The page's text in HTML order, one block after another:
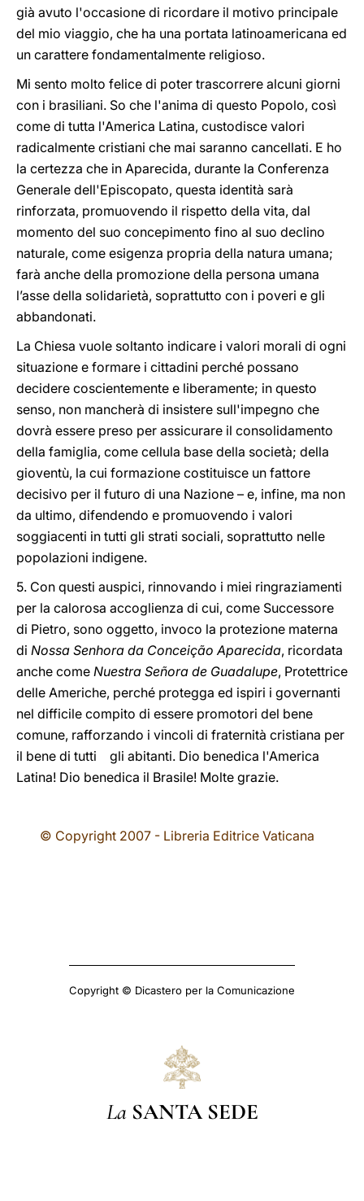
già avuto l'occasione di ricordare il motivo principale
del mio viaggio, che ha una portata latinoamericana ed
un carattere fondamentalmente religioso.
Mi sento molto felice di poter trascorrere alcuni giorni
con i brasiliani. So che l'anima di questo Popolo, così
come di tutta l'America Latina, custodisce valori
radicalmente cristiani che mai saranno cancellati. E ho
la certezza che in Aparecida, durante la Conferenza
Generale dell'Episcopato, questa identità sarà
rinforzata, promuovendo il rispetto della vita, dal
momento del suo concepimento fino al suo declino
naturale, come esigenza propria della natura umana;
farà anche della promozione della persona umana
l’asse della solidarietà, soprattutto con i poveri e gli
abbandonati.
La Chiesa vuole soltanto indicare i valori morali di ogni
situazione e formare i cittadini perché possano
decidere coscientemente e liberamente; in questo
senso, non mancherà di insistere sull'impegno che
dovrà essere preso per assicurare il consolidamento
della famiglia, come cellula base della società; della
gioventù, la cui formazione costituisce un fattore
decisivo per il futuro di una Nazione – e, infine, ma non
da ultimo, difendendo e promuovendo i valori
soggiacenti in tutti gli strati sociali, soprattutto nelle
popolazioni indigene.
5. Con questi auspici, rinnovando i miei ringraziamenti
per la calorosa accoglienza di cui, come Successore
di Pietro, sono oggetto, invoco la protezione materna
di Nossa Senhora da Conceição Aparecida, ricordata
anche come Nuestra Señora de Guadalupe, Protettrice
delle Americhe, perché protegga ed ispiri i governanti
nel difficile compito di essere promotori del bene
comune, rafforzando i vincoli di fraternità cristiana per
il bene di tutti gli abitanti. Dio benedica l'America
Latina! Dio benedica il Brasile! Molte grazie.
© Copyright 2007 - Libreria Editrice Vaticana
Copyright © Dicastero per la Comunicazione
La SANTA SEDE